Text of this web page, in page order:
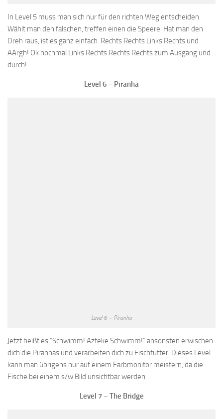
In Level 5 muss man sich nur für den richten Weg entscheiden.
Wählt man den falschen, treffen einen die Speere. Hat man den
Dreh raus, ist es ganz einfach. Rechts Rechts Links Rechts und
AArgh! Ok nochmal Links Rechts Rechts Rechts zum Ausgang und
durch!
Level 6 – Piranha
Level 6 – Piranha
Jetzt heißt es “Schwimm! Azteke Schwimm!” ansonsten erwischen
dich die Piranhas und verarbeiten dich zu Fischfutter. Dieses Level
kann man übrigens nur auf einem Farbmonitor meistern, da die
Fische bei einem s/w Bild unsichtbar werden.
Level 7 – The Bridge